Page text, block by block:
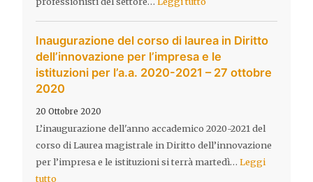
Inaugurazione del corso di laurea in Diritto
dell’innovazione per l’impresa e le
istituzioni per l’a.a. 2020-2021 – 27 ottobre
2020
20 Ottobre 2020
L’inaugurazione dell'anno accademico 2020-2021 del
corso di Laurea magistrale in Diritto dell’innovazione
per l’impresa e le istituzioni si terrà martedì…Leggi
tutto